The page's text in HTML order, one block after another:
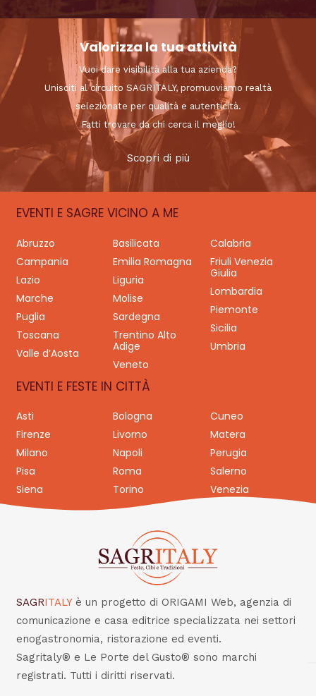
Valorizza la tua attività
Vuoi dare visibilità alla tua azienda?
Unisciti al circuito SAGRITALY, promuoviamo realtà
selezionate per qualità e autenticità.
Fatti trovare da chi cerca il meglio!
Scopri di più
EVENTI E SAGRE VICINO A ME
Abruzzo Basilicata
Calabria
Campania
Emilia Romagna
Friuli Venezia
Giulia
Lazio
Liguria
Lombardia
Marche
Molise
Piemonte
Puglia
Sardegna
Sicilia
Toscana
Trentino Alto
Adige
Umbria
Valle d’Aosta
Veneto
EVENTI E FESTE IN CITTÀ
Asti Bologna
Cuneo
Firenze
Livorno
Matera
Milano
Napoli
Perugia
Pisa
Roma
Salerno
Siena
Torino Venezia
SAGRITALY è un progetto di ORIGAMI Web, agenzia di
comunicazione e casa editrice specializzata nei settori
enogastronomia, ristorazione ed eventi.
Sagritaly® e Le Porte del Gusto® sono marchi
registrati. Tutti i diritti riservati.